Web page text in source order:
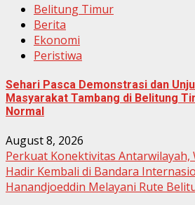
Belitung Timur
Berita
Ekonomi
Peristiwa
Sehari Pasca Demonstrasi dan
Masyarakat Tambang di Belitung
Normal
August 8, 2026
Perkuat Konektivitas Antarwilayah,
Hadir Kembali di Bandara
Hanandjoeddin Melayani Rute